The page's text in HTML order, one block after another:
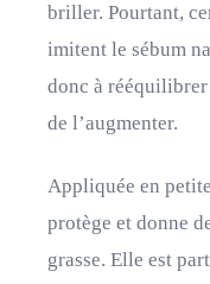
briller. Pourtant,
imitent le sébum
donc à
de l’augmenter.
Appliquée en
protège et donne
grasse. Elle est